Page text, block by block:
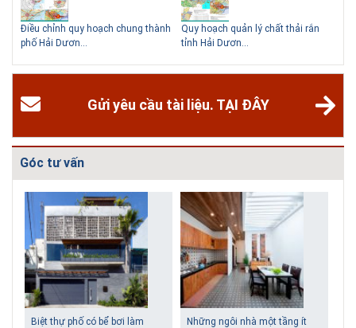
Hà Nội
Ngoài các khách sạn và nhà nghỉ, nhiều du khách có xu hướng tìm đến
Điều chỉnh quy hoạch chung thành
phố Hải Dươn...
Quy hoạch quản lý chất thải rắn
tỉnh Hải Dươn...
Gửi yêu cầu tài liệu. TẠI ĐÂY
Góc tư vấn
Biệt thự phố có bể bơi làm
Những ngôi nhà một tầng ít